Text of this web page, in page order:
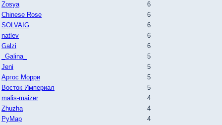
Zosya
6
Chinese Rose
6
SOLVAIG
6
natlev
6
Galzi
6
_Galina_
5
Jeni
5
Аргос Морри
5
Восток Империал
5
malis-maizer
4
Zhuzha
4
РуМар
4